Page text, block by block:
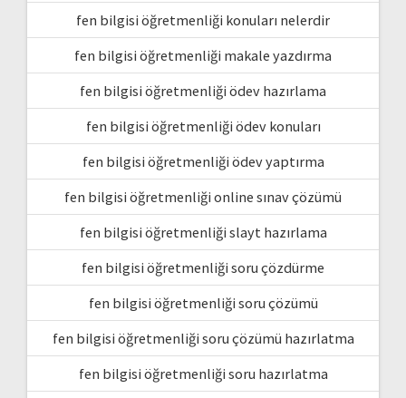
fen bilgisi öğretmenliği konuları nelerdir
fen bilgisi öğretmenliği makale yazdırma
fen bilgisi öğretmenliği ödev hazırlama
fen bilgisi öğretmenliği ödev konuları
fen bilgisi öğretmenliği ödev yaptırma
fen bilgisi öğretmenliği online sınav çözümü
fen bilgisi öğretmenliği slayt hazırlama
fen bilgisi öğretmenliği soru çözdürme
fen bilgisi öğretmenliği soru çözümü
fen bilgisi öğretmenliği soru çözümü hazırlatma
fen bilgisi öğretmenliği soru hazırlatma